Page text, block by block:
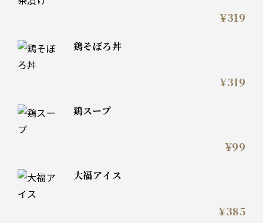
¥319
鶏そぼろ丼
¥319
鶏スープ
¥99
大福アイス
¥385